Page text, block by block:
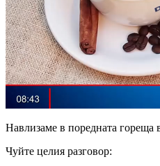
Навлизаме в поредната гореща
Чуйте целия разговор: